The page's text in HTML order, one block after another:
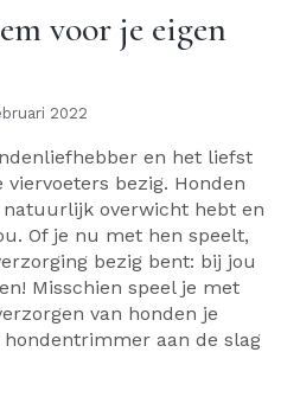
voor je eigen
2022
en het liefst
bezig. Honden
natuurlijk overwicht hebt en
Of je nu met hen speelt,
bezig bent: bij jou
Misschien speel je met
van honden je
aan de slag